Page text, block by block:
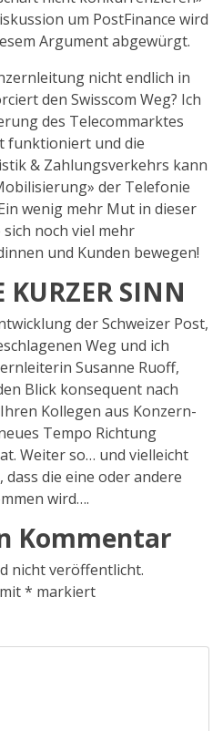
um PostFinance wird
Argument abgewürgt.
nicht endlich in
den Swisscom Weg? Ich
des Telecommarktes
funktioniert und die
& Zahlungsverkehrs kann
der Telefonie
wenig mehr Mut in dieser
noch viel mehr
und Kunden bewegen!
KURZER SINN
der Schweizer Post,
Weg und ich
Susanne Ruoff,
Blick konsequent nach
Kollegen aus Konzern-
Tempo Richtung
Weiter so… und vielleicht
die eine oder andere
wird….
Kommentar
nicht veröffentlicht.
* markiert